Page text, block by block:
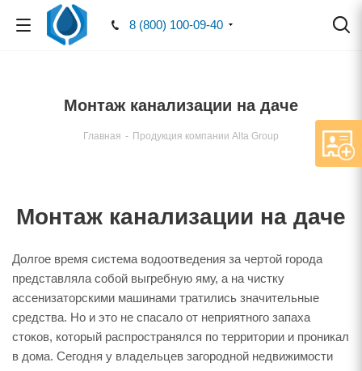
8 (800) 100-09-40
Монтаж канализации на даче
Главная - Продукция компании Alta Group
Монтаж канализации на даче
Долгое время система водоотведения за чертой города
представляла собой выгребную яму, а на чистку
ассенизаторскими машинами тратились значительные
средства. Но и это не спасало от неприятного запаха
стоков, который распространялся по территории и проникал
в дома. Сегодня у владельцев загородной недвижимости